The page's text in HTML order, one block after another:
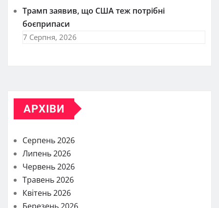
Трамп заявив, що США теж потрібні
боєприпаси
7 Серпня, 2026
АРХІВИ
Серпень 2026
Липень 2026
Червень 2026
Травень 2026
Квітень 2026
Березень 2026